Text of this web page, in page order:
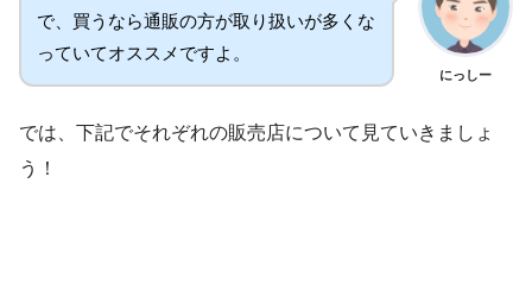
で、買うなら通販の方が取り扱いが多くな
っていてオススメですよ。
にっしー
では、下記でそれぞれの販売店について見ていきましょ
う！